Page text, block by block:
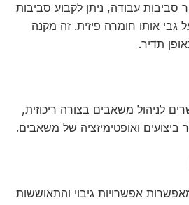
סביבות עבודה, ניתן לקבוע סביבות
גבי אותו חומרה פיזית. זה מקנה
תדיר.
לניהול משאבים בצורה ריכוזית,
ואופטימיזציה של משאבים.
מאפשרות אפשרויות גיבוי והתאוששות